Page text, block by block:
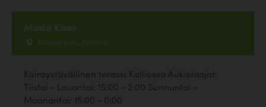
Musta Kissa
Suonionkatu, Helsinki
Koiraystävällinen terassi Kalliossa Aukioloajat:
Tiistai - Lauantai: 15:00 - 2:00 Sunnuntai -
Maanantai: 15:00 - 0:00